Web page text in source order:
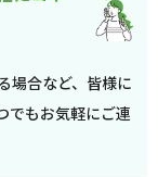
場合など、皆様に
でもお気軽にご連